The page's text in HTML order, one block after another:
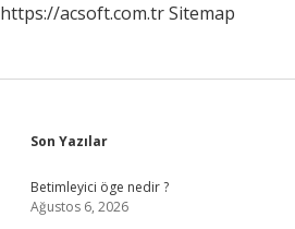
https://acsoft.com.trSitemap
Sidebar
Son Yazılar
Betimleyici öge nedir ?
Ağustos 6, 2026